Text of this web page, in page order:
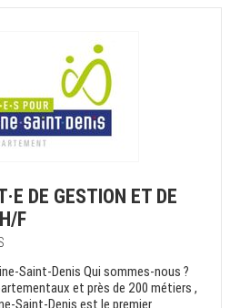
DE GESTION ET DE
F
Saint-Denis Qui sommes-nous ?
et près de 200 métiers ,
Saint-Denis est le premier